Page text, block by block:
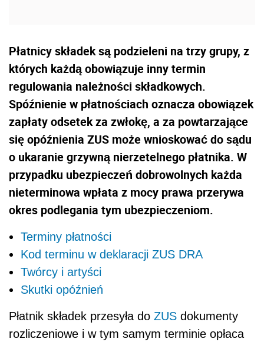
Płatnicy składek są podzieleni na trzy grupy, z
których każdą obowiązuje inny termin
regulowania należności składkowych.
Spóźnienie w płatnościach oznacza obowiązek
zapłaty odsetek za zwłokę, a za powtarzające
się opóźnienia ZUS może wnioskować do sądu
o ukaranie grzywną nierzetelnego płatnika. W
przypadku ubezpieczeń dobrowolnych każda
nieterminowa wpłata z mocy prawa przerywa
okres podlegania tym ubezpieczeniom.
Terminy płatności
Kod terminu w deklaracji ZUS DRA
Twórcy i artyści
Skutki opóźnień
Płatnik składek przesyła do ZUS dokumenty
rozliczeniowe i w tym samym terminie opłaca